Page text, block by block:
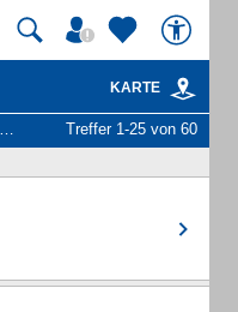
KARTE
Treffer 1-25 von 60